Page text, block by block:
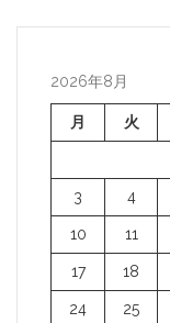
ゲ
シ
ョ
2026年8月
月 火
3 4
10 11
17 18
24 25